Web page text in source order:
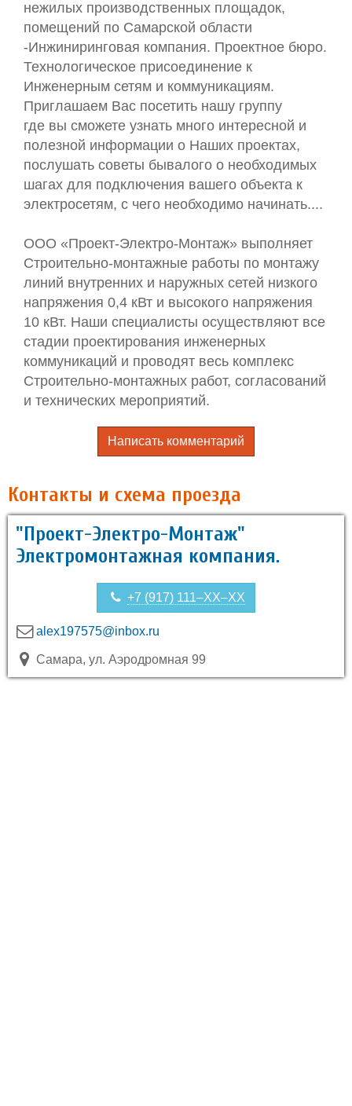
нежилых производственных площадок,
помещений по Самарской области
-Инжиниринговая компания. Проектное бюро.
Технологическое присоединение к
Инженерным сетям и коммуникациям.
Приглашаем Вас посетить нашу группу
где вы сможете узнать много интересной и
полезной информации о Наших проектах,
послушать советы бывалого о необходимых
шагах для подключения вашего объекта к
электросетям, с чего необходимо начинать....
ООО «Проект-Электро-Монтаж» выполняет
Строительно-монтажные работы по монтажу
линий внутренних и наружных сетей низкого
напряжения 0,4 кВт и высокого напряжения
10 кВт. Наши специалисты осуществляют все
стадии проектирования инженерных
коммуникаций и проводят весь комплекс
Строительно-монтажных работ, согласований
и технических мероприятий.
Написать комментарий
Контакты и схема проезда
"Проект-Электро-Монтаж"
Электромонтажная компания.
+7 (917) 111–XX–XX
alex197575@inbox.ru
Самара, ул. Аэродромная 99